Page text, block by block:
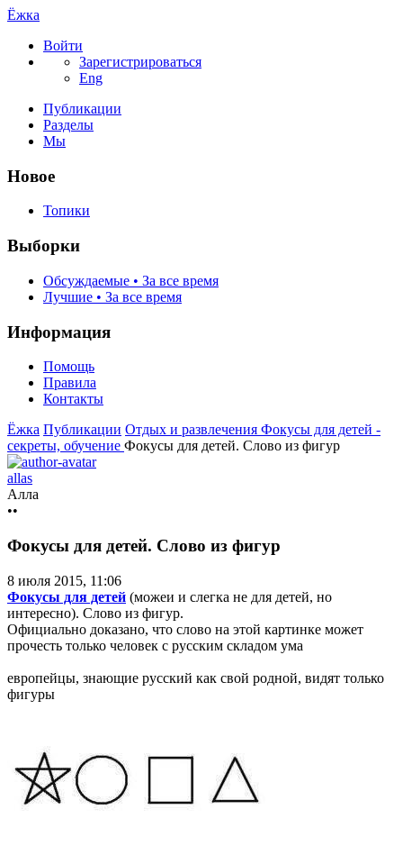
Ёжка
Войти
Зарегистрироваться
Eng
Публикации
Разделы
Мы
Новое
Топики
Выборки
Обсуждаемые • За все время
Лучшие • За все время
Информация
Помощь
Правила
Контакты
Ёжка Публикации Отдых и развлечения Фокусы для детей -
секреты, обучение Фокусы для детей. Слово из фигур
allas
Алла
••
Фокусы для детей. Слово из фигур
8 июля 2015, 11:06
Фокусы для детей (можеи и слегка не для детей, но
интересно). Слово из фигур.
Официально доказано, что слово на этой картинке может
прочесть только человек с русским складом ума
европейцы, знающие русский как свой родной, видят только
фигуры